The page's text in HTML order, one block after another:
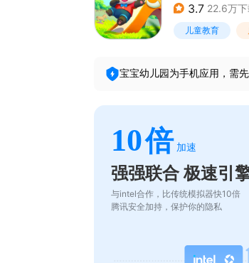
3.7 22.6万下
儿童教育
宝宝幼儿园为手机应用，需
10倍 加速
强强联合 极速引
与intel合作，比传统模拟器快10倍
腾讯安全加持，保护你的隐私